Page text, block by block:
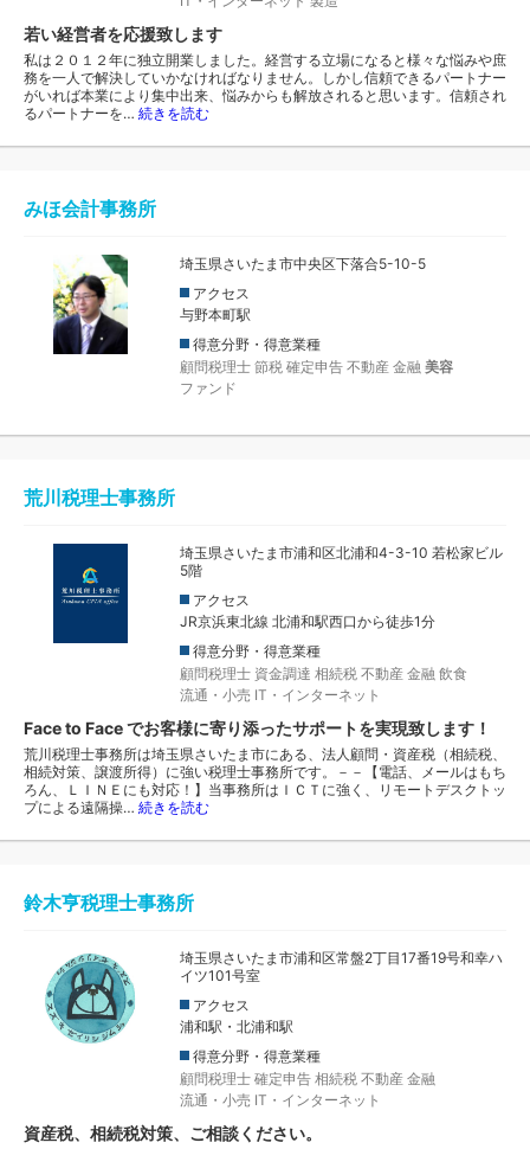
若い経営者を応援致します
私は２０１２年に独立開業しました。経営する立場になると様々な悩みや庶
務を一人で解決していかなければなりません。しかし信頼できるパートナー
がいれば本業により集中出来、悩みからも解放されると思います。信頼され
るパートナーを… 続きを読む
みほ会計事務所
埼玉県さいたま市中央区下落合5-10-5
アクセス
与野本町駅
得意分野・得意業種
顧問税理士 節税 確定申告 不動産 金融 美容
ファンド
荒川税理士事務所
埼玉県さいたま市浦和区北浦和4-3-10 若松家ビル
5階
アクセス
JR京浜東北線 北浦和駅西口から徒歩1分
得意分野・得意業種
顧問税理士 資金調達 相続税 不動産 金融 飲食
流通・小売 IT・インターネット
Face to Face でお客様に寄り添ったサポートを実現致します！
荒川税理士事務所は埼玉県さいたま市にある、法人顧問・資産税（相続税、
相続対策、譲渡所得）に強い税理士事務所です。－－【電話、メールはもち
ろん、ＬＩＮＥにも対応！】当事務所はＩＣＴに強く、リモートデスクトッ
プによる遠隔操… 続きを読む
鈴木亨税理士事務所
埼玉県さいたま市浦和区常盤2丁目17番19号和幸ハ
イツ101号室
アクセス
浦和駅・北浦和駅
得意分野・得意業種
顧問税理士 確定申告 相続税 不動産 金融
流通・小売 IT・インターネット
資産税、相続税対策、ご相談ください。